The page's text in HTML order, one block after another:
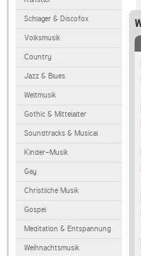
Schlager & Discofox
Volksmusik
Country
Jazz & Blues
Weltmusik
Gothic & Mittelalter
Soundtracks & Musical
Kinder-Musik
Gay
Christliche Musik
Gospel
Meditation & Entspannung
Weihnachtsmusik